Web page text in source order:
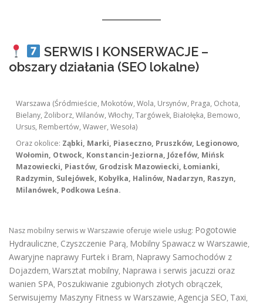
SERWIS I KONSERWACJE –
obszary działania (SEO lokalne)
Warszawa (Śródmieście, Mokotów, Wola, Ursynów, Praga, Ochota,
Bielany, Żoliborz, Wilanów, Włochy, Targówek, Białołęka, Bemowo,
Ursus, Rembertów, Wawer, Wesoła)
Oraz okolice: Ząbki, Marki, Piaseczno, Pruszków, Legionowo,
Wołomin, Otwock, Konstancin-Jeziorna, Józefów, Mińsk
Mazowiecki, Piastów, Grodzisk Mazowiecki, Łomianki,
Radzymin, Sulejówek, Kobyłka, Halinów, Nadarzyn, Raszyn,
Milanówek, Podkowa Leśna.
Nasz mobilny serwis w Warszawie oferuje wiele usług: Pogotowie
Hydrauliczne, Czyszczenie Parą, Mobilny Spawacz w Warszawie,
Awaryjne naprawy Furtek i Bram, Naprawy Samochodów z
Dojazdem, Warsztat mobilny, Naprawa i serwis jacuzzi oraz
wanien SPA, Poszukiwanie zgubionych złotych obrączek,
Serwisujemy Maszyny Fitness w Warszawie, Agencja SEO, Taxi,